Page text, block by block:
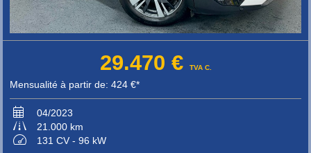
29.470 € TVA C.
Mensualité à partir de: 424 €*
04/2023
21.000 km
131 CV - 96 kW